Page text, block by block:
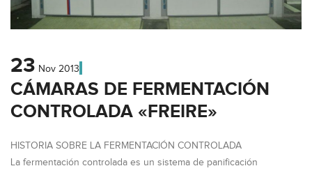
23 Nov 2013
CÁMARAS DE FERMENTACIÓN
CONTROLADA «FREIRE»
HISTORIA SOBRE LA FERMENTACIÓN CONTROLADA
La fermentación controlada es un sistema de panificación